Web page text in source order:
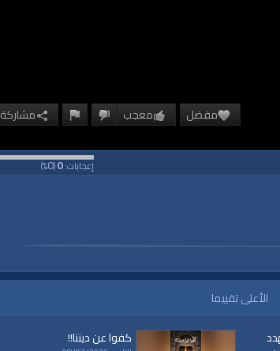
مفضل معجب مشاركة
إعجابات:0
(
0
%)
:::
الأعلى تقييما
كفوا عن ديننا!!